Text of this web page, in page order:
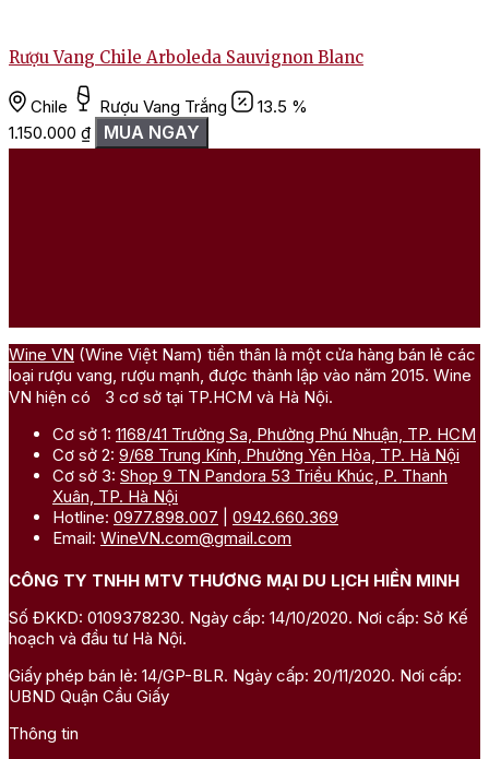
Rượu Vang Chile Arboleda Sauvignon Blanc
Chile Rượu Vang Trắng
13.5 %
1.150.000 ₫ MUA NGAY
Wine VN (Wine Việt Nam) tiền thân là một cửa hàng bán lẻ các
loại rượu vang, rượu mạnh, được thành lập vào năm 2015. Wine
VN hiện có 3 cơ sở tại TP.HCM và Hà Nội.
Cơ sở 1: 1168/41 Trường Sa, Phường Phú Nhuận, TP. HCM
Cơ sở 2: 9/68 Trung Kính, Phường Yên Hòa, TP. Hà Nội
Cơ sở 3: Shop 9 TN Pandora 53 Triều Khúc, P. Thanh
Xuân, TP. Hà Nội
Hotline: 0977.898.007
0942.660.369
Email: WineVN.com@gmail.com
CÔNG TY TNHH MTV THƯƠNG MẠI DU LỊCH HIỀN MINH
Số ĐKKD: 0109378230. Ngày cấp: 14/10/2020. Nơi cấp: Sở Kế
hoạch và đầu tư Hà Nội.
Giấy phép bán lẻ: 14/GP-BLR. Ngày cấp: 20/11/2020. Nơi cấp:
UBND Quận Cầu Giấy
Thông tin